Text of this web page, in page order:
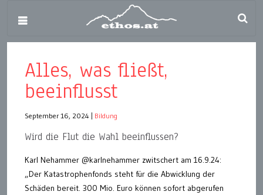
Alles, was fließt,
beeinflusst
September 16, 2024 Bildung
Wird die Flut die Wahl beeinflussen?
Karl Nehammer @karlnehammer zwitschert am 16.9.24:
„Der Katastrophenfonds steht für die Abwicklung der
Schäden bereit. 300 Mio. Euro können sofort abgerufen